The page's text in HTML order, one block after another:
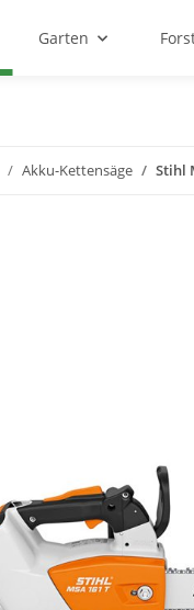
Garten
Akku-Kettensäge Stihl